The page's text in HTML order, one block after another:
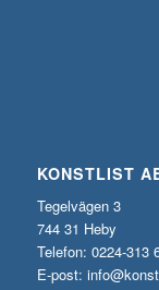
KONSTLIST
Tegelvägen 3
744 31 Heby
Telefon: 0224-313
E-post: